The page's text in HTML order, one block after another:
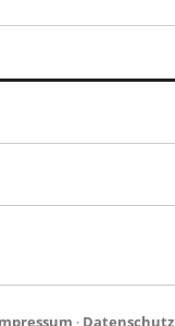
· Datenschutz